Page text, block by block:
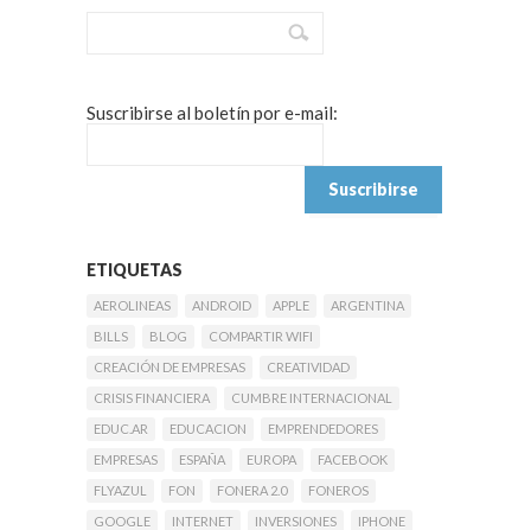
Suscribirse al boletín por e-mail:
ETIQUETAS
AEROLINEAS ANDROID APPLE
ARGENTINA
BILLS
BLOG
COMPARTIR WIFI
CREACIÓN DE EMPRESAS
CREATIVIDAD
CRISIS FINANCIERA
CUMBRE INTERNACIONAL
EDUC.AR
EDUCACION
EMPRENDEDORES
EMPRESAS
ESPAÑA EUROPA
FACEBOOK
FLYAZUL
FON FONERA 2.0
FONEROS
GOOGLE
INTERNET INVERSIONES
IPHONE